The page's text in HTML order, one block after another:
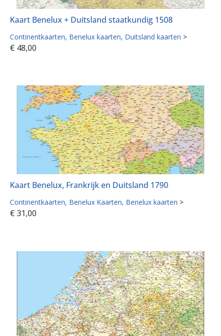
Kaart Benelux + Duitsland staatkundig 1508
Continentkaarten Benelux kaarten Duitsland kaarten >
€ 48,00
Kaart Benelux, Frankrijk en Duitsland 1790
Continentkaarten Benelux Kaarten Benelux kaarten >
€ 31,00